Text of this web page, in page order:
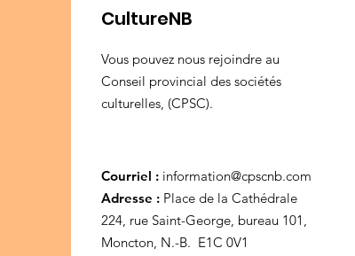
CultureNB
Vous pouvez nous rejoindre au
Conseil provincial des sociétés
culturelles, (CPSC).
Courriel : information@cpscnb.com
Adresse : Place de la Cathédrale
224, rue Saint-George, bureau 101,
Moncton, N.-B. E1C 0V1